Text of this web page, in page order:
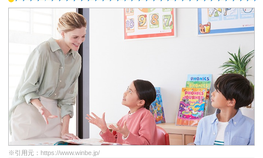
※引用元： https://www.winbe.jp/